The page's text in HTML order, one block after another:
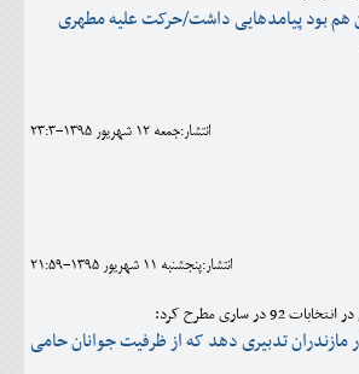
هم بود پیامدهایی داشت/حرکت علیه مطهری
انتشار:جمعه 12 شهريور 1395-23:3
انتشار:پنجشنبه 11 شهريور 1395-21:59
در ساری مطرح کرد:
مازندران تدبیری دهد که از ظرفیت جوانان حامی